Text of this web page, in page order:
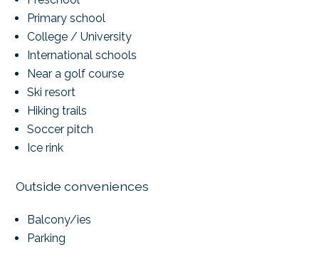
Primary school
College / University
International schools
Near a golf course
Ski resort
Hiking trails
Soccer pitch
Ice rink
Outside conveniences
Balcony/ies
Parking